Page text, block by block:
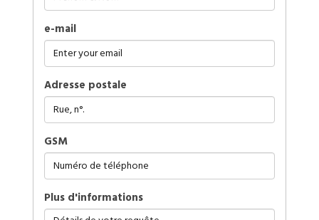
e-mail
Adresse postale
GSM
plus d'informations